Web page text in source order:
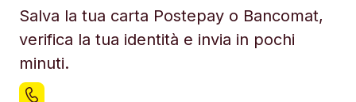
Salva la tua carta Postepay o Bancomat,
verifica la tua identità e invia in pochi
minuti.